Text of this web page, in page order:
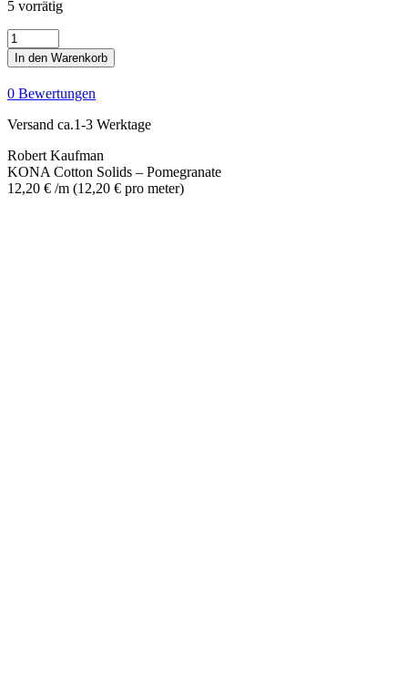
5 vorrätig
KONA
Cotton
Solids
-
Pomegranate
Menge
In den Warenkorb
0 Bewertungen
Versand ca.1-3 Werktage
Robert Kaufman
KONA Cotton Solids – Pomegranate
12,20 € /m (12,20 € pro meter)